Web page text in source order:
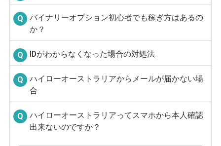
バイナリーオプション初心者でも稼ぎ方はあるの
か？
IDがわからなくなった場合の対処法
ハイローオーストラリアからメールが届かない場
合
ハイローオーストラリアってスマホから本人確認
出来ないのですか？